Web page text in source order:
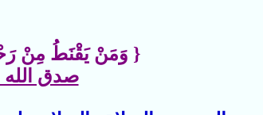
{ وَمَنْ يَقْنَطُ مِنْ
صدق الله